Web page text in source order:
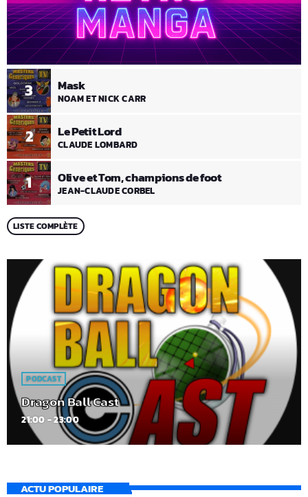
1 Olive et Tom, champions de foot
JEAN-CLAUDE CORBEL
2 Le Petit Lord
CLAUDE LOMBARD
3 Mask
NOAM ET NICK CARR
LISTE COMPLÈTE
PODCAST
Dragon Ball Cast
21:00 - 23:00
ACTU POPULAIRE